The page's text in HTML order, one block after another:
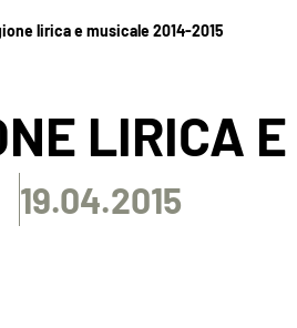
lirica e musicale 2014-2015
LIRICA
19.04.2015